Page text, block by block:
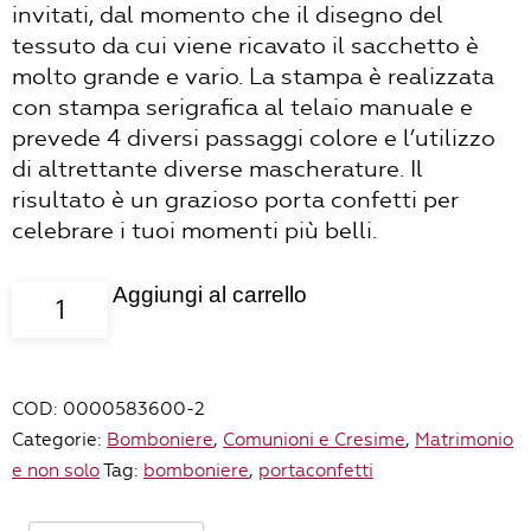
invitati, dal momento che il disegno del
tessuto da cui viene ricavato il sacchetto è
molto grande e vario. La stampa è realizzata
con stampa serigrafica al telaio manuale e
prevede 4 diversi passaggi colore e l’utilizzo
di altrettante diverse mascherature. Il
risultato è un grazioso porta confetti per
celebrare i tuoi momenti più belli.
Sacchettino
FIORI-
cotone
quantità
Aggiungi al carrello
COD: 0000583600-2
Categorie: Bomboniere, Comunioni e Cresime, Matrimonio
e non soloTag: bomboniere, portaconfetti